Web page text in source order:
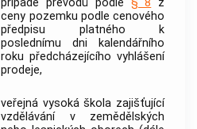
ceny pozemku podle cenového
předpisu platného k
poslednímu dni kalendářního
roku předcházejícího vyhlášení
prodeje,
veřejná vysoká škola zajišťující
vzdělávání v zemědělských